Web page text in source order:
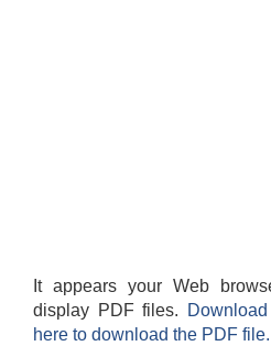
It appears your Web
display PDF files.
here to download the PDF file.